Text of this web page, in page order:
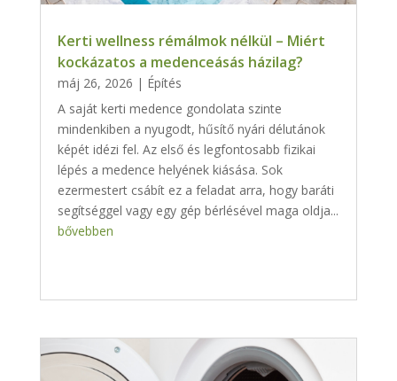
Kerti wellness rémálmok nélkül – Miért
kockázatos a medenceásás házilag?
máj 26, 2026 | Építés
A saját kerti medence gondolata szinte
mindenkiben a nyugodt, hűsítő nyári délutánok
képét idézi fel. Az első és legfontosabb fizikai
lépés a medence helyének kiásása. Sok
ezermestert csábít ez a feladat arra, hogy baráti
segítséggel vagy egy gép bérlésével maga oldja...
bővebben